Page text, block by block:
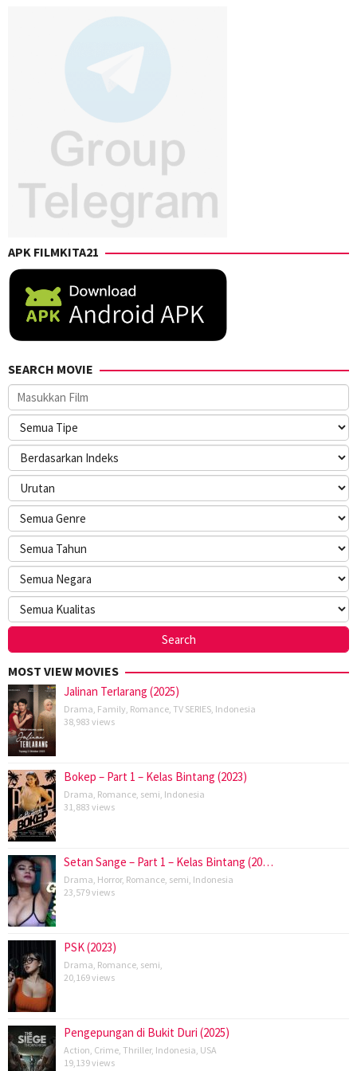
APK FILMKITA21
SEARCH MOVIE
MOST VIEW MOVIES
Jalinan Terlarang (2025)
Drama Family Romance TV SERIES Indonesia
38,983 views
Bokep – Part 1 – Kelas Bintang (2023)
Drama Romance semi Indonesia
31,883 views
Setan Sange – Part 1 – Kelas Bintang (20…
Drama Horror, Romance semi Indonesia
23,579 views
PSK (2023)
Drama Romance semi
20,169 views
Pengepungan di Bukit Duri (2025)
Action Crime Thriller, Indonesia USA
19,139 views